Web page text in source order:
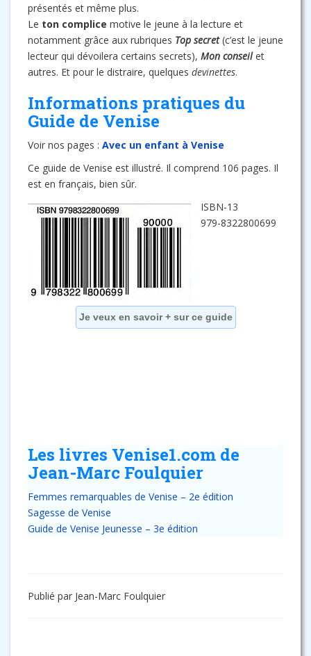
présentés et même plus.
Le ton complice motive le jeune à la lecture et
notamment grâce aux rubriques Top secret(c’est le jeune
lecteur qui dévoilera certains secrets), Mon conseilet
autres. Et pour le distraire, quelques devinettes.
Informations pratiques du
Guide de Venise
Voir nos pages : Avec un enfant à Venise
Ce guide de Venise est illustré. Il comprend 106 pages. Il
est en français, bien sûr.
ISBN-13
979-8322800699
Je veux en savoir + sur ce guide
Les livres Venise1.com de
Jean-Marc Foulquier
Femmes remarquables de Venise – 2e édition
Sagesse de Venise
Guide de Venise Jeunesse – 3e édition
Publié par Jean-Marc Foulquier